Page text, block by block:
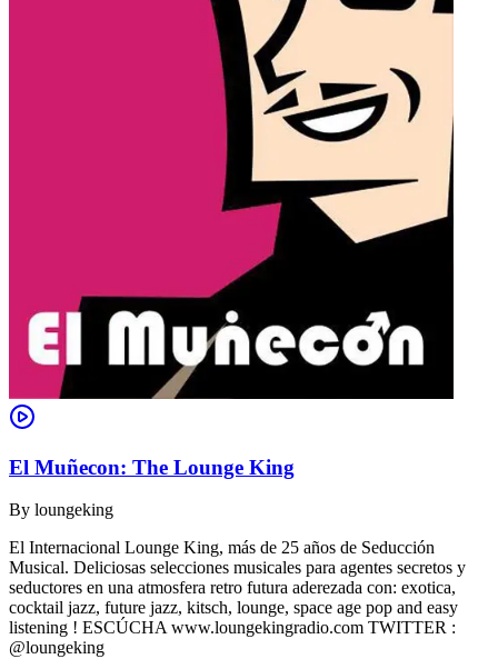
El Muñecon: The Lounge King
By loungeking
El Internacional Lounge King, más de 25 años de Seducción
Musical. Deliciosas selecciones musicales para agentes secretos y
seductores en una atmosfera retro futura aderezada con: exotica,
cocktail jazz, future jazz, kitsch, lounge, space age pop and easy
listening ! ESCÚCHA www.loungekingradio.com TWITTER :
@loungeking